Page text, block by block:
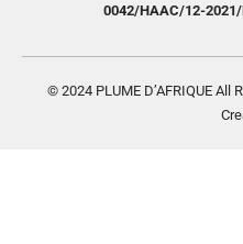
0042/HAAC/12-
© 2024 PLUME D’AFRIQUE All